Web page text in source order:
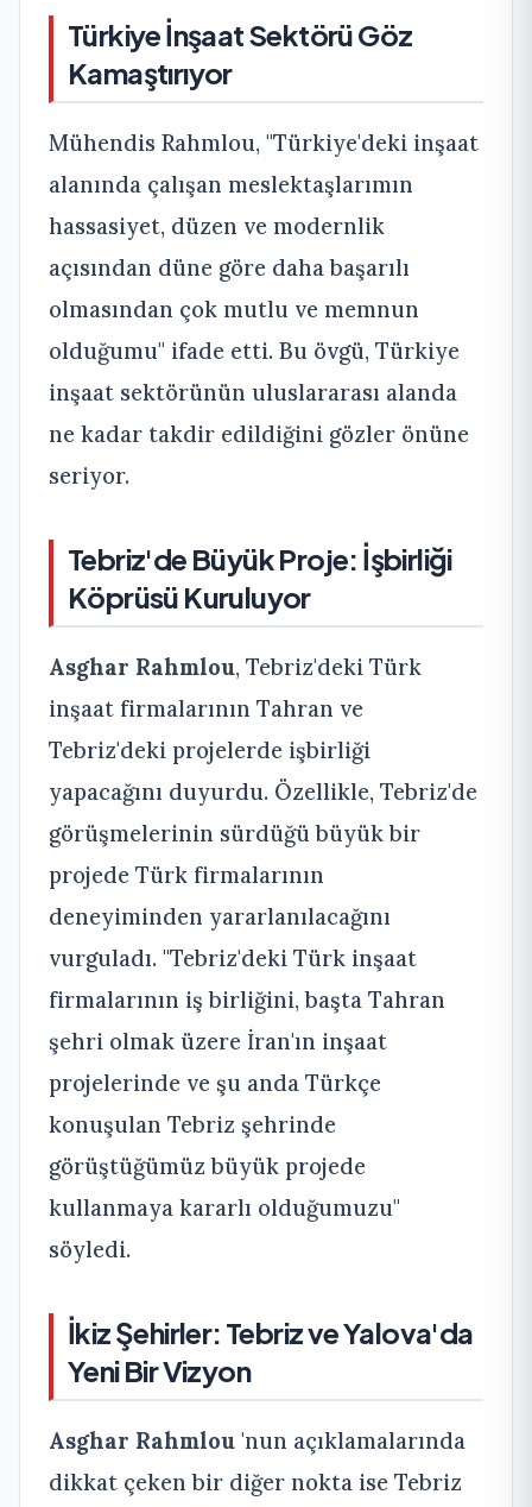
Türkiye İnşaat Sektörü Göz
Kamaştırıyor
Mühendis Rahmlou, "Türkiye'deki inşaat
alanında çalışan meslektaşlarımın
hassasiyet, düzen ve modernlik
açısından düne göre daha başarılı
olmasından çok mutlu ve memnun
olduğumu" ifade etti. Bu övgü, Türkiye
inşaat sektörünün uluslararası alanda
ne kadar takdir edildiğini gözler önüne
seriyor.
Tebriz'de Büyük Proje: İşbirliği
Köprüsü Kuruluyor
Asghar Rahmlou, Tebriz'deki Türk
inşaat firmalarının Tahran ve
Tebriz'deki projelerde işbirliği
yapacağını duyurdu. Özellikle, Tebriz'de
görüşmelerinin sürdüğü büyük bir
projede Türk firmalarının
deneyiminden yararlanılacağını
vurguladı. "Tebriz'deki Türk inşaat
firmalarının iş birliğini, başta Tahran
şehri olmak üzere İran'ın inşaat
projelerinde ve şu anda Türkçe
konuşulan Tebriz şehrinde
görüştüğümüz büyük projede
kullanmaya kararlı olduğumuzu"
söyledi.
İkiz Şehirler: Tebriz ve Yalova'da
Yeni Bir Vizyon
Asghar Rahmlou 'nun açıklamalarında
dikkat çeken bir diğer nokta ise Tebriz